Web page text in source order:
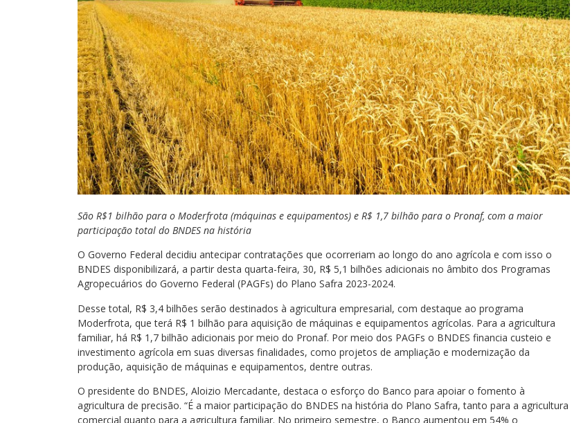
São R$1 bilhão para o Moderfrota (máquinas e equipamentos) e R$ 1,7 bilhão para o Pronaf, com a maior
participação total do BNDES na história
O Governo Federal decidiu antecipar contratações que ocorreriam ao longo do ano agrícola e com isso o
BNDES disponibilizará, a partir desta quarta-feira, 30, R$ 5,1 bilhões adicionais no âmbito dos Programas
Agropecuários do Governo Federal (PAGFs) do Plano Safra 2023-2024.
Desse total, R$ 3,4 bilhões serão destinados à agricultura empresarial, com destaque ao programa
Moderfrota, que terá R$ 1 bilhão para aquisição de máquinas e equipamentos agrícolas. Para a agricultura
familiar, há R$ 1,7 bilhão adicionais por meio do Pronaf. Por meio dos PAGFs o BNDES financia custeio e
investimento agrícola em suas diversas finalidades, como projetos de ampliação e modernização da
produção, aquisição de máquinas e equipamentos, dentre outras.
O presidente do BNDES, Aloizio Mercadante, destaca o esforço do Banco para apoiar o fomento à
agricultura de precisão. “É a maior participação do BNDES na história do Plano Safra, tanto para a agricultura
comercial quanto para a agricultura familiar. No primeiro semestre, o Banco aumentou em 54% o